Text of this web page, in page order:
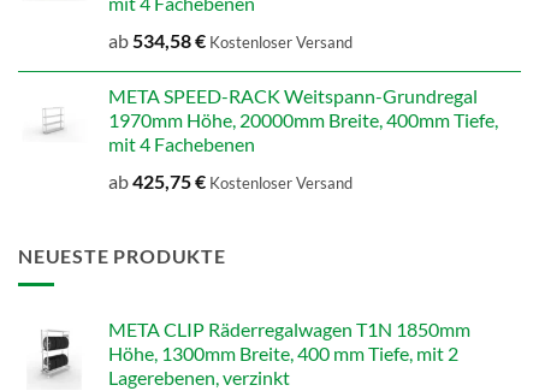
ab534,58€ Kostenloser Versand
META SPEED-RACK Weitspann-Grundregal
1970mm Höhe, 20000mm Breite, 400mm Tiefe,
mit 4 Fachebenen
ab425,75€ Kostenloser Versand
NEUESTE PRODUKTE
META CLIP Räderregalwagen T1N 1850mm
Höhe, 1300mm Breite, 400 mm Tiefe, mit 2
Lagerebenen, verzinkt